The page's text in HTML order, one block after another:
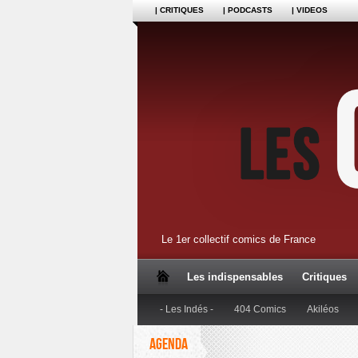
| CRITIQUES | PODCASTS | VIDEOS
Le 1er collectif comics de France
Les indispensables Critiques
- Les Indés - 404 Comics Akiléos
Dupuis Editions Anspach
AGENDA